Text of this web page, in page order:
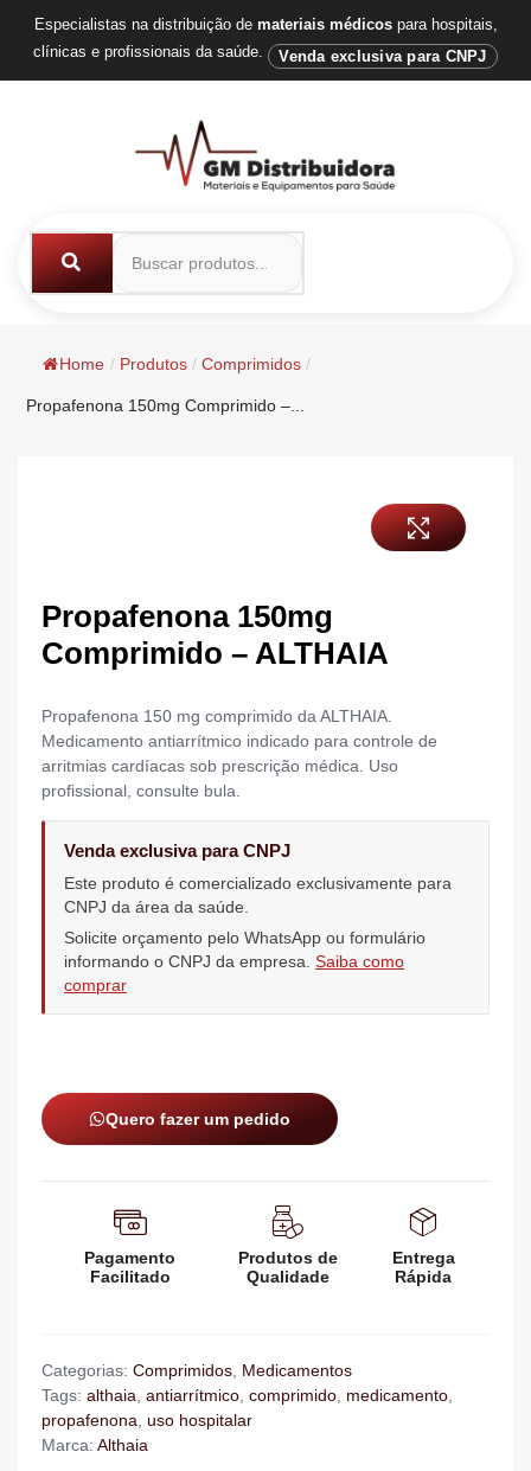
Especialistas na distribuição de materiais médicospara hospitais,
clínicas e profissionais da saúde.
Venda exclusiva para CNPJ
Home / Produtos / Comprimidos /
Propafenona 150mg Comprimido –...
Propafenona 150mg
Comprimido – ALTHAIA
Propafenona 150 mg comprimido da ALTHAIA.
Medicamento antiarrítmico indicado para controle de
arritmias cardíacas sob prescrição médica. Uso
profissional, consulte bula.
Venda exclusiva para CNPJ
Este produto é comercializado exclusivamente para
CNPJ da área da saúde.
Solicite orçamento pelo WhatsApp ou formulário
informando o CNPJ da empresa. Saiba como
comprar
Quero fazer um pedido
Pagamento
Facilitado
Produtos de
Qualidade
Entrega
Rápida
Categorias: Comprimidos, Medicamentos
Tags: althaia, antiarrítmico, comprimido, medicamento,
propafenona, uso hospitalar
Marca: Althaia